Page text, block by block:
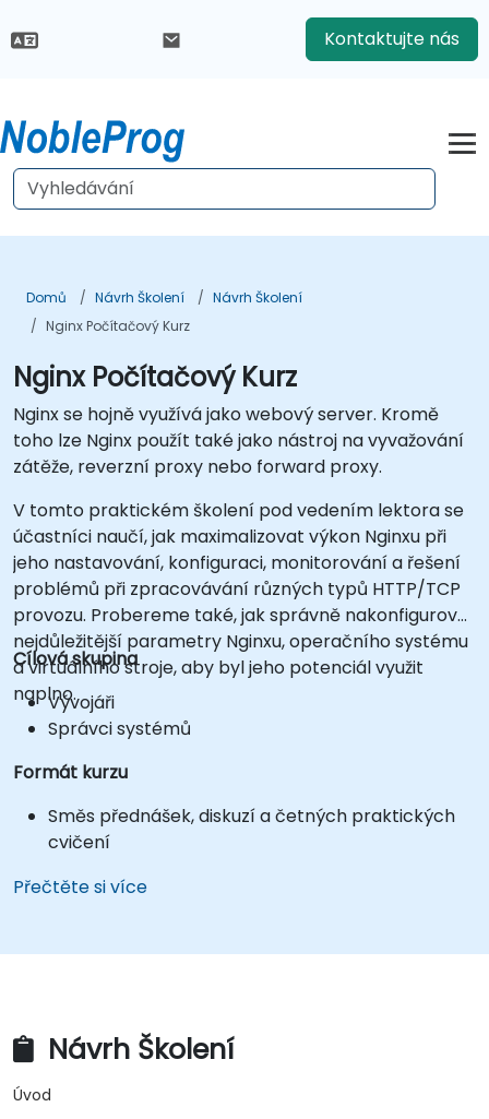
Kontaktujte nás
Domů Návrh Školení
Návrh Školení
Nginx Počítačový Kurz
Nginx Počítačový Kurz
Nginx se hojně využívá jako webový server. Kromě
toho lze Nginx použít také jako nástroj na vyvažování
zátěže, reverzní proxy nebo forward proxy.
V tomto praktickém školení pod vedením lektora se
účastníci naučí, jak maximalizovat výkon Nginxu při
jeho nastavování, konfiguraci, monitorování a řešení
problémů při zpracovávání různých typů HTTP/TCP
provozu. Probereme také, jak správně nakonfigurovat
nejdůležitější parametry Nginxu, operačního systému
a virtuálního stroje, aby byl jeho potenciál využit
naplno.
Cílová skupina
Vývojáři
Správci systémů
Formát kurzu
Směs přednášek, diskuzí a četných praktických
cvičení
Přečtěte si více
Návrh Školení
Úvod